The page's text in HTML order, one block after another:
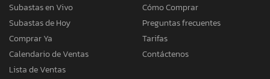
Subastas en Vivo
Subastas de Hoy
Comprar Ya
Calendario de Ventas
Lista de Ventas
Cómo Comprar
Preguntas frecuentes
Tarifas
Contáctenos